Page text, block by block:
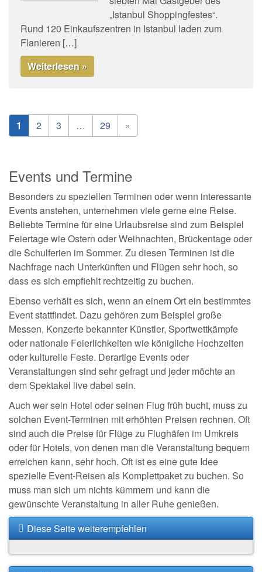
„Istanbul Shoppingfestes“.
Rund 120 Einkaufszentren in Istanbul laden zum
Flanieren […]
Weiterlesen »
1 2 3 … 29 »
Events und Termine
Besonders zu speziellen Terminen oder wenn interessante
Events anstehen, unternehmen viele gerne eine Reise.
Beliebte Termine für eine Urlaubsreise sind zum Beispiel
Feiertage wie Ostern oder Weihnachten, Brückentage oder
die Schulferien im Sommer. Zu diesen Terminen ist die
Nachfrage nach Unterkünften und Flügen sehr hoch, so
dass es sich empfiehlt rechtzeitig zu buchen.
Ebenso verhält es sich, wenn an einem Ort ein bestimmtes
Event stattfindet. Dazu gehören zum Beispiel große
Messen, Konzerte bekannter Künstler, Sportwettkämpfe
oder nationale Feierlichkeiten wie königliche Hochzeiten
oder kulturelle Feste. Derartige Events oder
Veranstaltungen sind sehr gefragt und jeder möchte an
dem Spektakel live dabei sein.
Auch wer sein Hotel oder seinen Flug früh bucht, muss zu
solchen Event-Terminen mit erhöhten Preisen rechnen. Oft
sind auch die Preise für Flüge zu Flughäfen im Umkreis
oder für Hotels, von denen man die Veranstaltung bequem
erreichen kann, sehr hoch. Oft ist es eine gute Idee
spezielle Event-Reisen als Komplettpaket zu buchen. So
muss man sich um nichts kümmern und kann die
gewünschte Veranstaltung in aller Ruhe genießen.
Diese Seite weiterempfehlen